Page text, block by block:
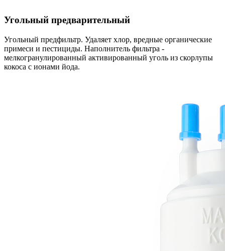
Угольный предварительный
Угольный предфильтр. Удаляет хлор, вредные органические
примеси и пестициды. Наполнитель фильтра -
мелкогранулированный активированный уголь из скорлупы
кокоса с ионами йода.